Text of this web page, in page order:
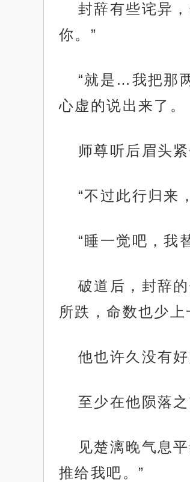
封辞有些诧异
你。”
“就是…我把那
心虚的说出来了。
师尊听后眉头
“不过此行归来
“睡一觉吧，我
破道后，封辞
所跌，命数也少上
他也许久没有
至少在他陨落
见楚漓晚气息
推给我吧。”